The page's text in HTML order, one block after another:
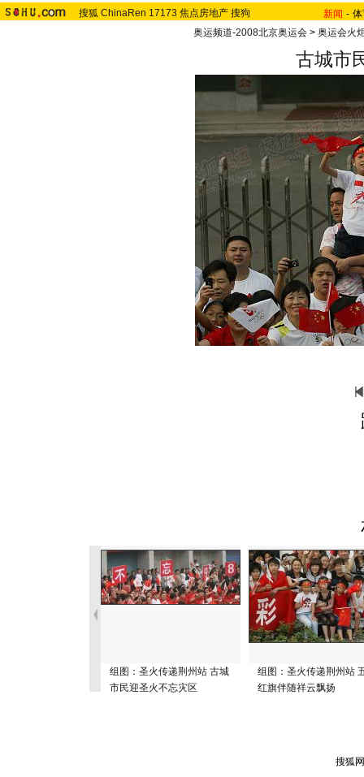
搜狐 ChinaRen 17173 焦点房地产 搜狗 新闻 -
奥运频道-2008北京奥运会 > 奥运会火
古城市
组图：圣火传递荆州站 古城
市民迎圣火不忘灾区
组图：圣火传递荆州站
红旗伴随祥云飘扬